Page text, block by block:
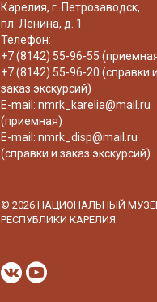
Карелия, г. Петрозаводск,
пл. Ленина, д. 1
Телефон:
+7 (8142) 55-96-55
+7 (8142) 55-96-20 (справки и
заказ экскурсий)
E-mail:nmrk_karelia@mail.ru
(приемная)
E-mail:nmrk_disp@mail.ru
(справки и заказ экскурсий)
© 2026 НАЦИОНАЛЬНЫЙ
РЕСПУБЛИКИ КАРЕЛИЯ